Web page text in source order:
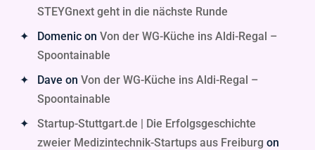
STEYGnext geht in die nächste Runde
Domenicon Von der WG-Küche ins Aldi-Regal –
Spoontainable
Dave on Von der WG-Küche ins Aldi-Regal –
Spoontainable
Startup-Stuttgart.de | Die Erfolgsgeschichte
zweier Medizintechnik-Startups aus Freiburg on